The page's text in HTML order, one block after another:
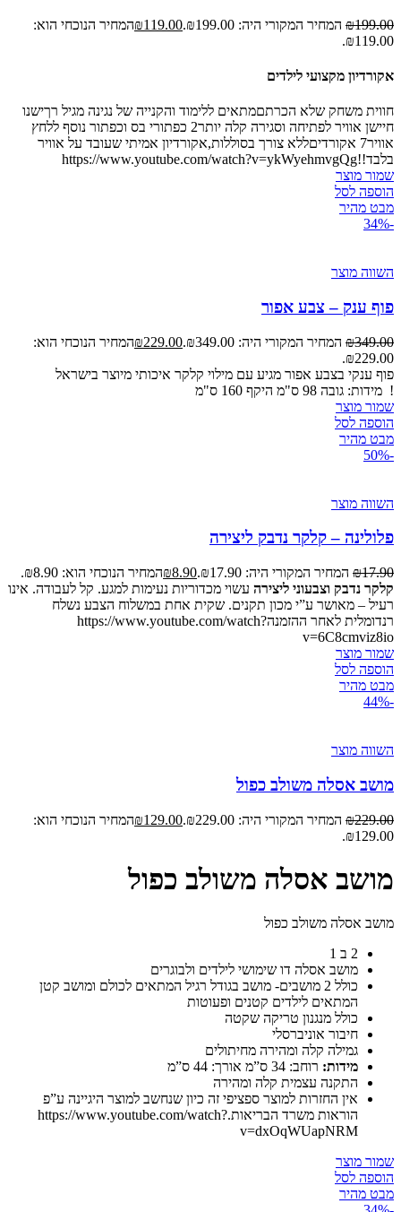
₪199.00 המחיר המקורי היה: ₪199.00. ₪119.00
המחיר הנוכחי הוא:
₪119.00.
אקורדיון מקצועי לילדים
חווית משחק שלא הכרתםמתאים ללימוד והקנייה של נגינה מגיל רךישנו
חיישן אוויר לפתיחה וסגירה קלה יותר2 כפתורי בס וכפתור נוסף ללחץ
אוויר7 אקורדיםללא צורך בסוללות,אקורדיון אמיתי שעובד על אוויר
בלבד!!https://www.youtube.com/watch?v=ykWyehmvgQg
שמור מוצר
הוספה לסל
מבט מהיר
-34%
השווה מוצר
פוף ענק – צבע אפור
₪349.00 המחיר המקורי היה: ₪349.00. ₪229.00
המחיר הנוכחי הוא:
₪229.00.
פוף ענקי בצבע אפור מגיע עם מילוי קלקר איכותי מיוצר בישראל
! מידות: גובה 98 ס"מ
היקף 160 ס"מ
שמור מוצר
הוספה לסל
מבט מהיר
-50%
השווה מוצר
פלולינה – קלקר נדבק ליצירה
₪17.90 המחיר המקורי היה: ₪17.90. ₪8.90
המחיר הנוכחי הוא: ₪8.90.
קלקר נדבק וצבעוני ליצירה עשוי מכדוריות נעימות למגע. קל לעבודה. אינו
רעיל – מאושר ע”י מכון תקנים. שקית אחת במשלוח הצבע נשלח
רנדומלית לאחר ההזמנהhttps://www.youtube.com/watch?
v=6C8cmviz8io
שמור מוצר
הוספה לסל
מבט מהיר
-44%
השווה מוצר
מושב אסלה משולב כפול
₪229.00 המחיר המקורי היה: ₪229.00. ₪129.00
המחיר הנוכחי הוא:
₪129.00.
מושב אסלה משולב כפול
מושב אסלה משולב כפול
2 ב 1
מושב אסלה דו שימושי לילדים ולבוגרים
כולל 2 מושבים- מושב בגודל רגיל המתאים לכולם ומושב קטן
המתאים לילדים קטנים ופעוטות
כולל מנגנון טריקה שקטה
חיבור אוניברסלי
גמילה קלה ומהירה מחיתולים
מידות: רוחב: 34 ס”מ אורך: 44 ס”מ
התקנה עצמית קלה ומהירה
אין החזרות למוצר ספציפי זה כיון שנחשב למוצר היגיינה ע”פ
הוראות משרד הבריאות.https://www.youtube.com/watch?
v=dxOqWUapNRM
שמור מוצר
הוספה לסל
מבט מהיר